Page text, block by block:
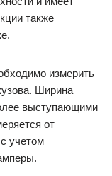
также
измерить
Ширина
выступающими
от
учетом